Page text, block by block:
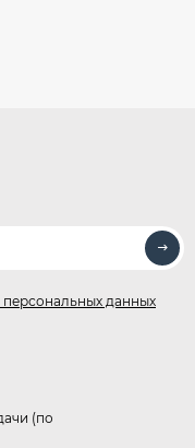
данных
(по